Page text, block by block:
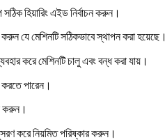
হিয়ারিং এইড নির্বাচন করুন।
যে মেশিনটি সঠিকভাবে স্থাপন করা হয়েছে।
করে মেশিনটি চালু এবং বন্ধ করা যায়।
করতে পারেন।
করুন।
করে নিয়মিত পরিষ্কার করুন।